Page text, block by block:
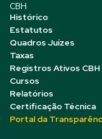
CBH
Histórico
Estatutos
Quadros Juízes
Taxas
Registros Ativos CBH
Cursos
Relatórios
Certificação Técnica
Portal da